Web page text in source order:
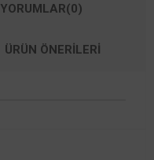
YORUMLAR(0)
ÜRÜN ÖNERILERI